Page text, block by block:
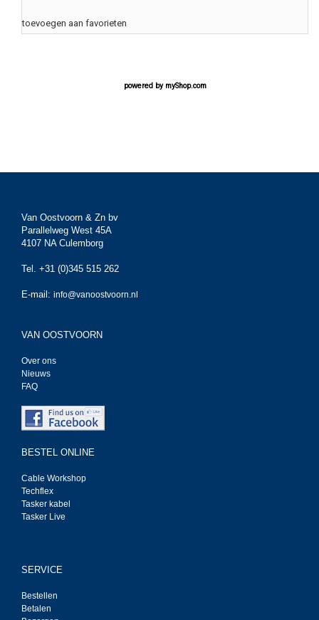
toevoegen aan favorieten
powered by myShop.com
Van Oostvoorn & Zn bv
Parallelweg West 45A
4107 NA Culemborg
Tel. +31 (0)345 515 262
E-mail: info@vanoostvoorn.nl
VAN OOSTVOORN
Over ons
Nieuws
FAQ
BESTEL ONLINE
Cable Workshop
Techflex
Tasker kabel
Tasker Live
SERVICE
Bestellen
Betalen